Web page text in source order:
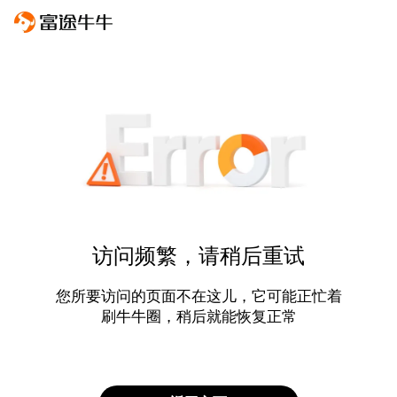
访问频繁，请稍后重试
您所要访问的页面不在这儿，它可能正忙着
刷牛牛圈，稍后就能恢复正常